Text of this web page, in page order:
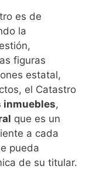
es de
la
figuras
estatal,
el Catastro
inmuebles,
que es un
a cada
pueda
de su titular.